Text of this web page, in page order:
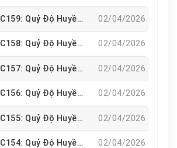
Chương 159: C159: Quỷ Độ Huyền Hà 02/04/2026
Chương 158: C158: Quỷ Độ Huyền Hà 02/04/2026
Chương 157: C157: Quỷ Độ Huyền Hà 02/04/2026
Chương 156: C156: Quỷ Độ Huyền Hà 02/04/2026
Chương 155: C155: Quỷ Độ Huyền Hà 02/04/2026
Chương 154: C154: Quỷ Độ Huyền Hà 02/04/2026